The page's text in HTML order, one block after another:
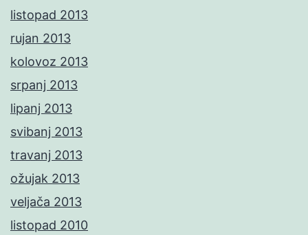
listopad 2013
rujan 2013
kolovoz 2013
srpanj 2013
lipanj 2013
svibanj 2013
travanj 2013
ožujak 2013
veljača 2013
listopad 2010